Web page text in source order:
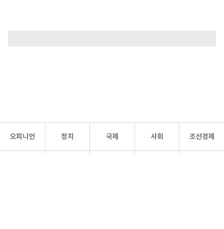
오피니언 정치 국제 사회 조선경제